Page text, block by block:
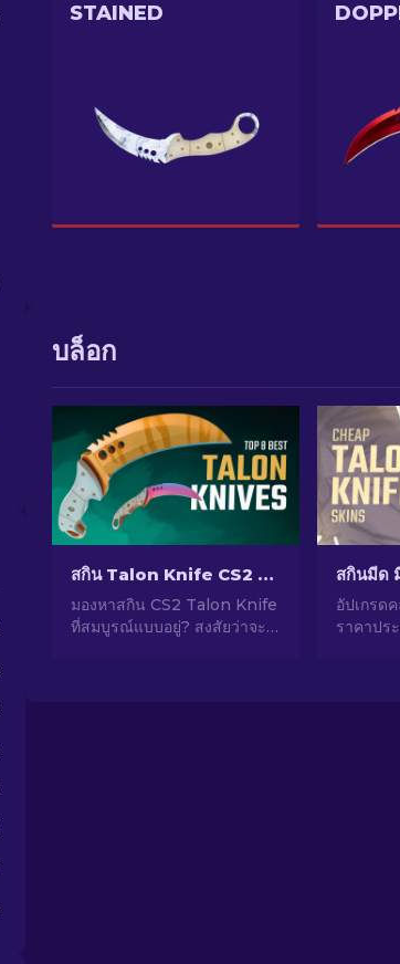
STAINED
บล็อก
สกิน Talon Knife CS2 ที่ดีที่สุดที่น่าใช้ [2026]
มองหาสกิน CS2 Talon Knife
ที่สมบูรณ์แบบอยู่? สงสัยว่าจะ
อัปเกรด
ราคาปร